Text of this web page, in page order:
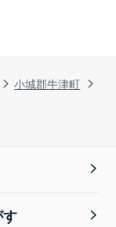
小城郡牛津町